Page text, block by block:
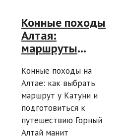
Конные походы
Алтая:
маршруты
ночёвками в
горах для
новичков и
опытных
всадников
Конные походы на
Алтае: как выбрать
маршрут у Катуни и
подготовиться к
путешествию Горный
Алтай манит